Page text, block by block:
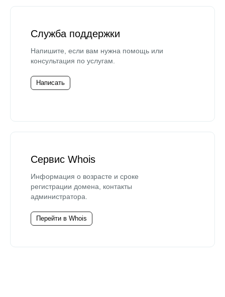
Служба поддержки
Напишите, если вам нужна помощь или
консультация по услугам.
Написать
Сервис Whois
Информация о возрасте и сроке
регистрации домена, контакты
администратора.
Перейти в Whois